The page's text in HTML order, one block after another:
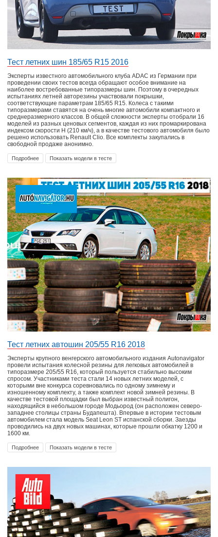
Тест летних шин 185/65 R15 2016
Эксперты известного автомобильного клуба ADAC из Германии при
проведении своих тестов всегда обращают особое внимание на
наиболее востребованные типоразмеры шин. Поэтому в очередных
испытаниях летней авторезины участвовали покрышки,
соответствующие параметрам 185/65 R15. Колеса с такими
типоразмерами ставятся на очень многие автомобили компактного и
среднеразмерного классов. В общей сложности эксперты отобрали 16
моделей из разных ценовых сегментов, каждая из них промаркирована
индексом скорости Н (210 км/ч), а в качестве тестового автомобиля было
решено использовать Renault Clio. Все комплекты закупались в
свободной продаже анонимно.
Подробнее Показать модели в тесте
Тест летних автошин 205/55 R16 2018
Эксперты крупного венгерского автомобильного издания Autonavigator
провели испытания колесной резины для легковых автомобилей в
типоразмере 205/55 R16, который пользуется стабильно высоким
спросом. Участниками теста стали 14 новых летних моделей, с
которыми вне конкурса соревновались по одному зимнему и
изношенному комплекту, а также комплект новой зимней резины. В
качестве тестовой площадки был выбран известный полигон,
находящийся в небольшом городе Модьород (он расположен северо-
западнее столицы страны Будапешта). Впервые в истории тестовым
автомобилем стала модель Seat Leon ST испанской сборки. Заезды
проводились на двух новых машинах, которые прошли обкатку 1200 и
1600 км.
Подробнее Показать модели в тесте